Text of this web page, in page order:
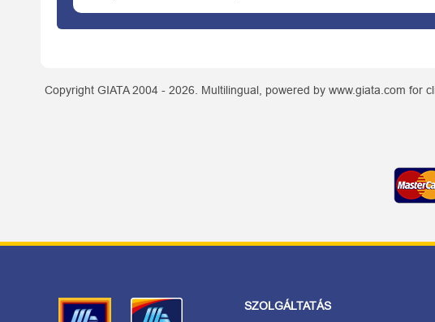
Copyright GIATA 2004 - 2026. Multilingual, powered by www.giata.com for
SZOLGÁLTATÁS